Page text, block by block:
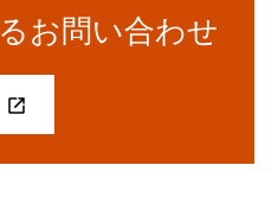
お問い合わせ